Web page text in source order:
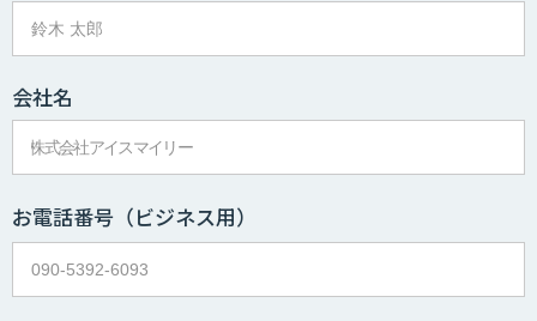
会社名
お電話番号 （ビジネス用）